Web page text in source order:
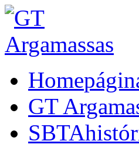
Home
GT
SBTA